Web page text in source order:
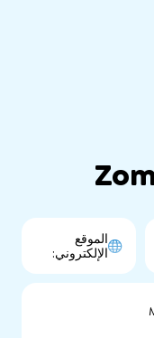
الموقع
الإلكتروني: